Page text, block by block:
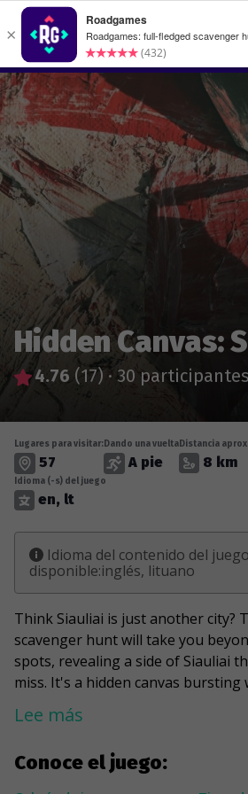
Hidden Canvas:
4.76 (17) · 30 participantes
Conoce el juego:
Lugares para visitar:
57
Dando una vuelta
A pie
Distancia
8 km
Idioma (-s) del juego
en, lt
Idioma del contenido del juego
disponible:inglés, lituano
Think Siauliai is just another city?
scavenger hunt will take you
spots, revealing a side of Siauliai
miss. It's a hidden canvas
art and sculptures waiting to be
game, you will peer into hidden
that will reminisce about Athens,
Greek-inspired statue aiming for
Lee más